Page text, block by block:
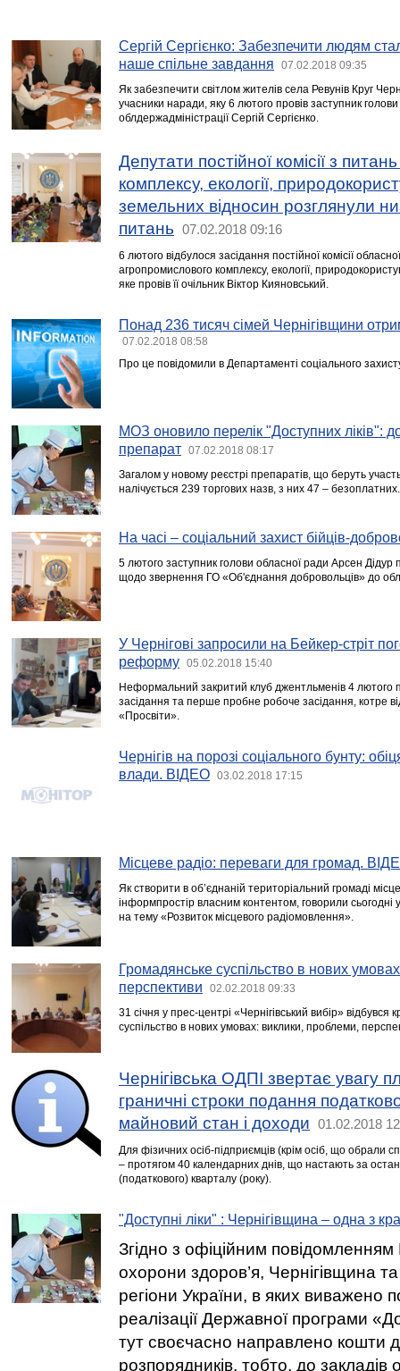
Сергій Сергієнко: Забезпечити людям
наше спільне завдання
07.02.2018 09:35
Як забезпечити світлом жителів села Ревунів Круг
учасники наради, яку 6 лютого провів заступник голови
облдержадміністрації Сергій Сергієнко.
Депутати постійної комісії з
комплексу, екології,
земельних відносин розглянули
питань
07.02.2018 09:16
6 лютого відбулося засідання постійної комісії
агропромислового комплексу, екології,
яке провів її очільник Віктор Кияновський.
Понад 236 тисяч сімей Чернігівщини
07.02.2018 08:58
Про це повідомили в Департаменті соціального
МОЗ оновило перелік "Доступних ліків":
препарат
07.02.2018 08:17
Загалом у новому реєстрі препаратів, що беруть
налічується 239 торгових назв, з них 47 – безоплатних.
На часі – соціальний захист бійців-
5 лютого заступник голови обласної ради Арсен Дідур
щодо звернення ГО «Об'єднання добровольців» до
У Чернігові запросили на Бейкер-стріт
реформу
05.02.2018 15:40
Неформальний закритий клуб джентльменів 4 лютого
засідання та перше пробне робоче засідання, котре
«Просвіти».
Чернігів на порозі соціального бунту:
влади. ВІДЕО
03.02.2018 17:15
Місцеве радіо: переваги для громад.
Як створити в об’єднаній територіальний громаді
інформпростір власним контентом, говорили сьогодні
на тему «Розвиток місцевого радіомовлення».
Громадянське суспільство в нових
перспективи
02.02.2018 09:33
31 січня у прес-центрі «Чернігівський вибір» відбувся
суспільство в нових умовах: виклики, проблеми,
Чернігівська ОДПІ звертає увагу
граничні строки подання
майновий стан і доходи
01.02.2018
Для фізичних осіб-підприємців (крім осіб, що обрали
– протягом 40 календарних днів, що настають за
(податкового) кварталу (року).
"Доступні ліки" : Чернігівщина – одна з
Згідно з офіційним повідомленням
охорони здоров’я, Чернігівщина
регіони України, в яких виважено
реалізації Державної програми
тут своєчасно направлено кошти
розпорядників, тобто, до закладів